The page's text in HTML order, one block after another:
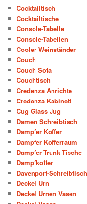
Cocktailtisch
Cocktailtische
Console-Tabelle
Console-Tabellen
Cooler Weinständer
Couch
Couch Sofa
Couchtisch
Credenza Anrichte
Credenza Kabinett
Cug Glass Jug
Damen Schreibtisch
Dampfer Koffer
Dampfer Kofferraum
Dampfer-Trunk-Tische
Dampfkoffer
Davenport-Schreibtisch
Deckel Urn
Deckel Urnen Vasen